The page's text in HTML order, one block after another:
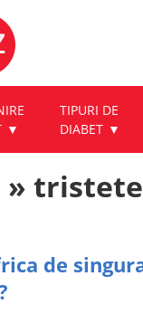
TIPURI DE
DIABET
» tristete
de